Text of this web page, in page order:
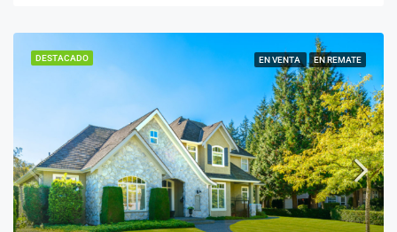
DESTACADO EN VENTA EN REMATE